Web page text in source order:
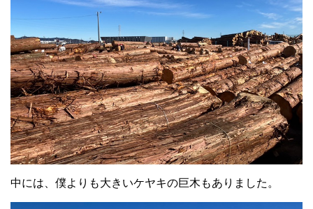
中には、僕よりも大きいケヤキの巨木もありました。